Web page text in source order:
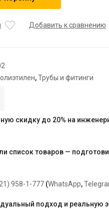
Добавить к сравнению
,Трубы и фитинги
скидку до 20% на
список товаров —
958-1-777 (WhatsApp,
подход и реальную